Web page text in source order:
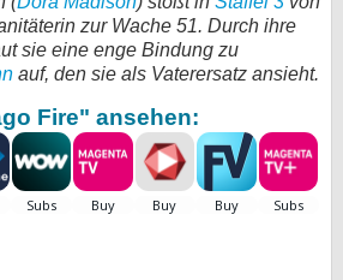
zur Wache 51. Durch ihre
sie eine enge Bindung zu
auf, den sie als Vaterersatz ansieht.
Fire" ansehen:
KULTUR
Specials
Gewinnspiele
Forum